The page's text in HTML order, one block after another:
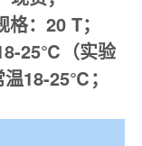
格： 20 T；
25℃ （实验
18-25℃；